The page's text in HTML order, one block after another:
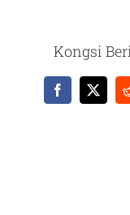
Kongsi
Facebook
X